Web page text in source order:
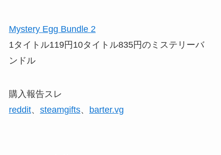
Mystery Egg Bundle 2
1タイトル119円10タイトル835円のミステリーバ
ンドル
購入報告スレ
reddit、 steamgifts、 barter.vg